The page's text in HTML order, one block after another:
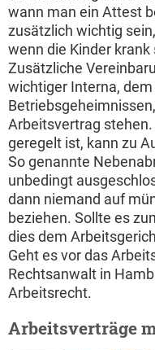
wann man ein Attest
zusätzlich wichtig
wenn die Kinder
Zusätzliche
wichtiger Interna,
Arbeitsvertrag
geregelt ist, kann zu
So genannte
unbedingt
dann niemand auf
beziehen. Sollte es
dies dem
Geht es vor das
Rechtsanwalt in
Arbeitsrecht.
Arbeitsverträge